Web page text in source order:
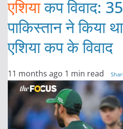
एशियाकप विवाद:
पाकिस्तान ने किया
एशिया कप के विवाद
11 months ago 1 min read